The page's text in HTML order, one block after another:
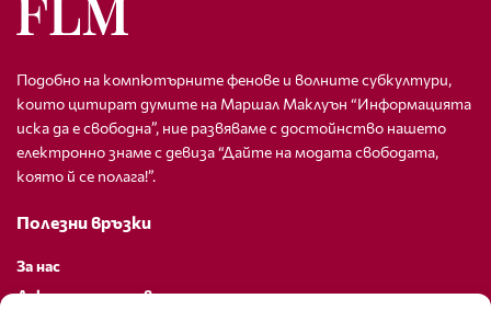
Подобно на компютърните фенове и волните субкултури,
които цитират думите на Маршал Маклуън “Информацията
иска да е свободна”, ние развяваме с достойнство нашето
електронно знаме с девиза “Дайте на модата свободата,
която й се полага!”.
Полезни връзки
За нас
Декларация за поверителност